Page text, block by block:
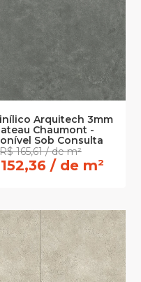
Arquitech 3mm
Chaumont -
Sob Consulta
R$ 165,61 / de m²
/ de m²